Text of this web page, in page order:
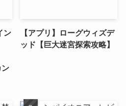
ン
【アプリ】ローグウィズデ
ッド【巨大迷宮探索攻略】